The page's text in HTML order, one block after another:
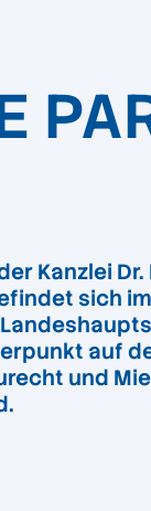
Kanzlei
sich
auf
und